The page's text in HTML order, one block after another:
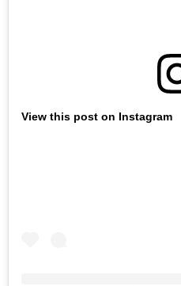
View this post on Instagram